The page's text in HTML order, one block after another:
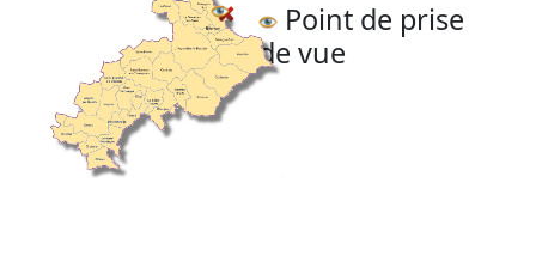
Point de prise
de vue